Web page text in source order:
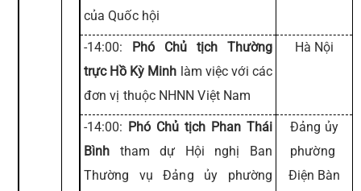
của Quốc hội
-14:00: Phó Chủ tịch Thường
trực Hồ Kỳ Minh làm việc với các
đơn vị thuộc NHNN Việt Nam
Hà Nội
-14:00: Phó Chủ tịch Phan Thái
Bình tham dự Hội nghị Ban
Thường vụ Đảng ủy phường
Đảng ủy
phường
Điện Bàn